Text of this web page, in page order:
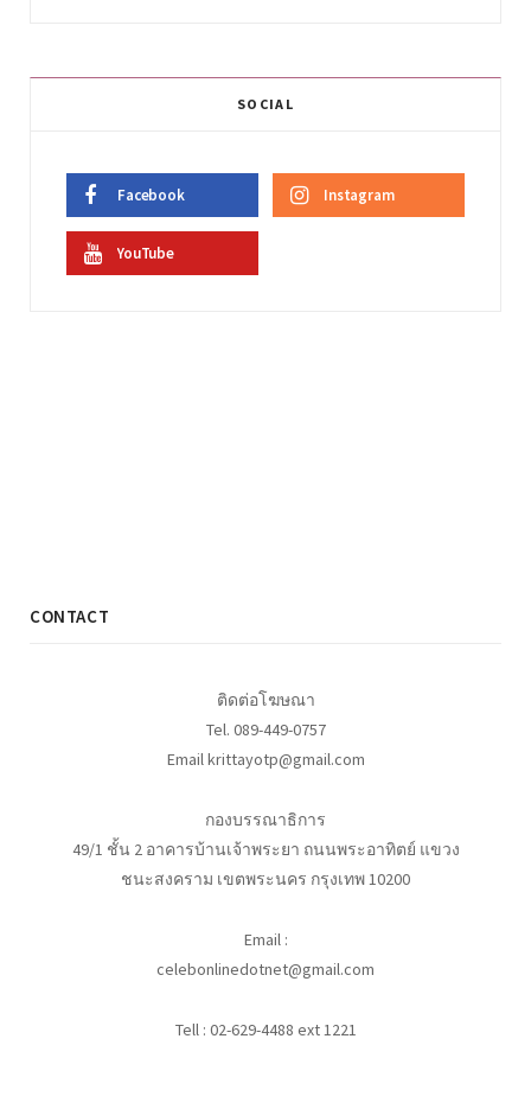
SOCIAL
Facebook Instagram
YouTube
CONTACT
ติดต่อโฆษณา
Tel. 089-449-0757
Email krittayotp@gmail.com
กองบรรณาธิการ
49/1 ชั้น 2 อาคารบ้านเจ้าพระยา ถนนพระอาทิตย์ แขวง
ชนะสงคราม เขตพระนคร กรุงเทพ 10200
Email :
celebonlinedotnet@gmail.com
Tell : 02-629-4488 ext 1221